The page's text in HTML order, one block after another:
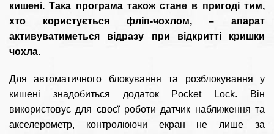
кишені. Така програма також стане в пригоді тим,
хто користується фліп-чохлом, – апарат
активуватиметься відразу при відкритті кришки
чохла.
Для автоматичного блокування та розблокування у
кишені знадобиться додаток Pocket Lock. Він
використовує для своєї роботи датчик наближення та
акселерометр, контролюючи екран не лише за